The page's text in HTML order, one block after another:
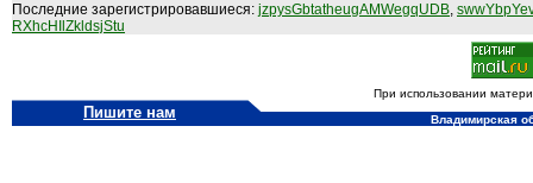
Последние зарегистрировавшиеся: jzpysGbtatheugAMWegqUDB,
RXhcHIlZkldsjStu
При использовании
Пишите нам Владимирская